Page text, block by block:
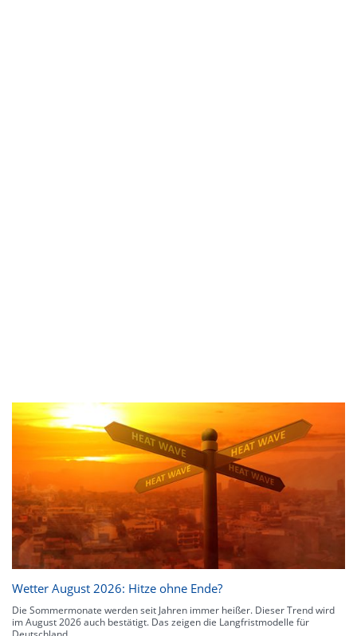
Wetter August 2026: Hitze ohne Ende?
Die Sommermonate werden seit Jahren immer heißer. Dieser Trend wird
im August 2026 auch bestätigt. Das zeigen die Langfristmodelle für